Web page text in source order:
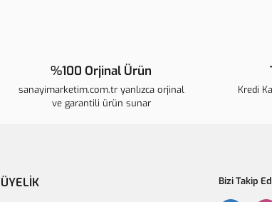
Bu ürüne benzer farklı alternatifler olmalı.
%100 Orjinal Ürün
sanayimarketim.com.tr yanlızca orjinal
ve garantili ürün sunar
Kredi
ÜYELİK Bizi Takip